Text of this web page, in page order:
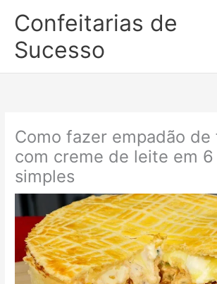
para
conteúdo
Confeitarias de
Sucesso
Como fazer empadão de
com creme de leite em 6
simples